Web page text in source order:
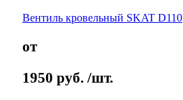
Вентиль кровельный SKAT D110
от
1950 руб. /шт.